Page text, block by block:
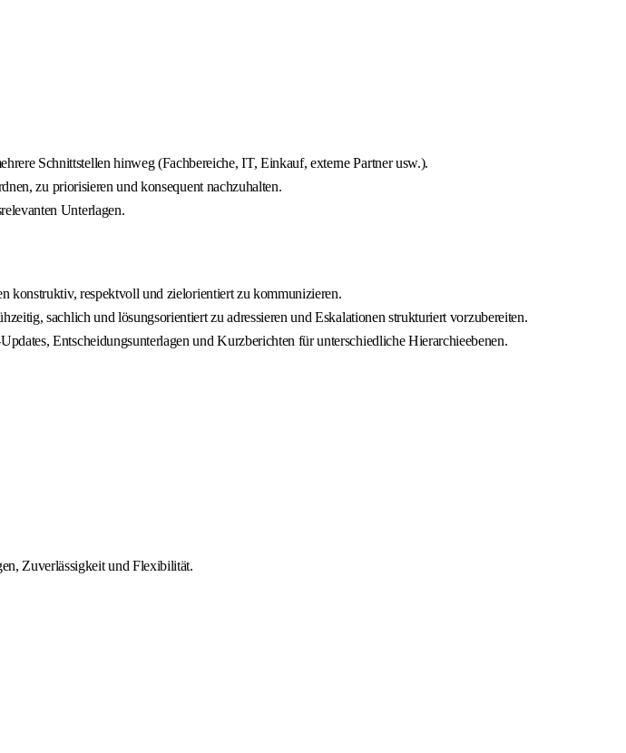
Schnittstellen hinweg (Fachbereiche, IT, Einkauf, externe Partner usw.).
zu priorisieren und konsequent nachzuhalten.
Unterlagen.
konstruktiv, respektvoll und zielorientiert zu kommunizieren.
sachlich und lösungsorientiert zu adressieren und Eskalationen strukturiert vorzubereiten.
Entscheidungsunterlagen und Kurzberichten für unterschiedliche Hierarchieebenen.
Zuverlässigkeit und Flexibilität.